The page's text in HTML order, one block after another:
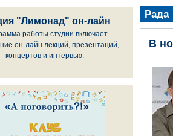
"Лимонад" он-лайн
работы студии включает
он-лайн лекций, презентаций,
концертов и интервью.
Рада
В